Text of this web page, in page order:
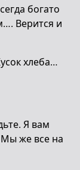
богато
Верится и
хлеба…
Я вам
же все на